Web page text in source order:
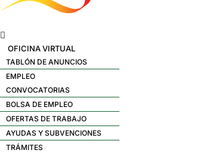
Menú
OFICINA VIRTUAL
TABLÓN DE ANUNCIOS
EMPLEO
CONVOCATORIAS
BOLSA DE EMPLEO
OFERTAS DE TRABAJO
AYUDAS Y SUBVENCIONES
TRÁMITES